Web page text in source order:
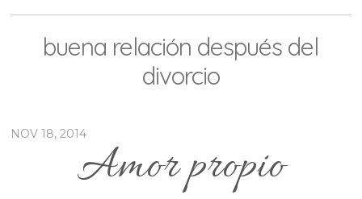
buena relación después del
divorcio
NOV 18, 2014
Amor propio